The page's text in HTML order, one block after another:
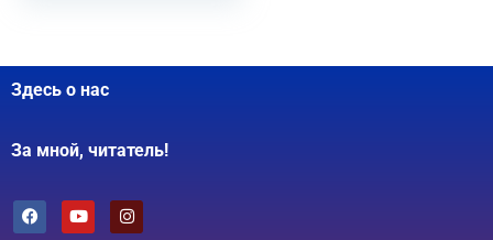
Здесь о нас
За мной, читатель!